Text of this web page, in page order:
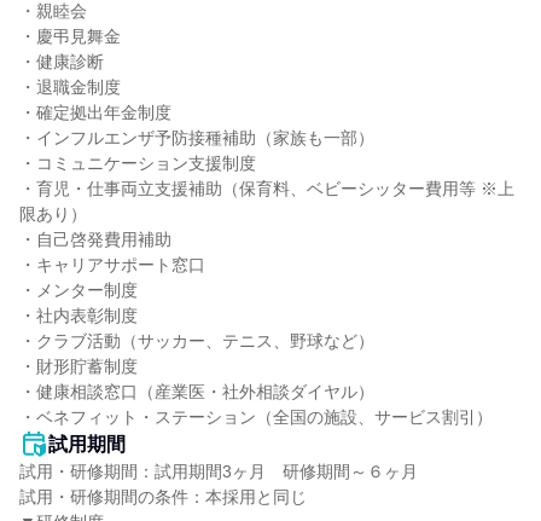
・親睦会
・慶弔見舞金
・健康診断
・退職金制度
・確定拠出年金制度
・インフルエンザ予防接種補助（家族も一部）
・コミュニケーション支援制度
・育児・仕事両立支援補助（保育料、ベビーシッター費用等 ※上
限あり）
・自己啓発費用補助
・キャリアサポート窓口
・メンター制度
・社内表彰制度
・クラブ活動（サッカー、テニス、野球など）
・財形貯蓄制度
・健康相談窓口（産業医・社外相談ダイヤル）
・ベネフィット・ステーション（全国の施設、サービス割引）
試用期間
試用・研修期間：試用期間3ヶ月　研修期間～６ヶ月
試用・研修期間の条件：本採用と同じ